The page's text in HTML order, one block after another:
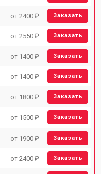
от 2400 ₽ Заказать
от 2550 ₽ Заказать
от 1400 ₽ Заказать
от 1400 ₽ Заказать
от 1800 ₽ Заказать
от 1500 ₽ Заказать
от 1900 ₽ Заказать
от 2400 ₽ Заказать